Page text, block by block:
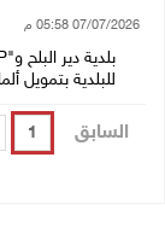
07/07/2026 05:58 م
للبلدية بتمويل
السابق 1